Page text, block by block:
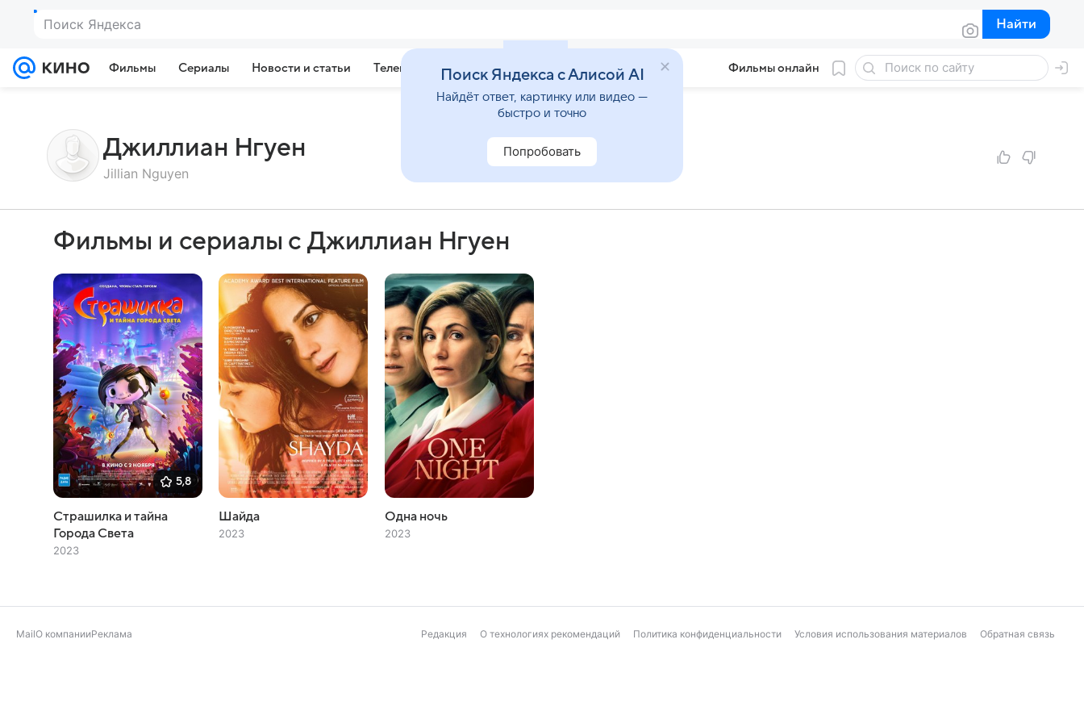
Поиск Яндекса Найти
Найти
Фильмы Сериалы Новости и статьи Телепрограмма Звезды Фильмы онлайн
Джиллиан Нгуен
Jillian Nguyen
Фильмы и сериалы с Джиллиан Нгуен
5,8
Страшилка и тайна
Города Света
2023
Шайда
2023
Одна ночь
2023
MailО компанииРеклама Редакция О технологиях рекомендаций Политика конфиденциальности Условия использования материалов Обратная связь
Поиск Яндекса с Алисой AI
Найдёт ответ, картинку или видео —
быстро и точно
Попробовать